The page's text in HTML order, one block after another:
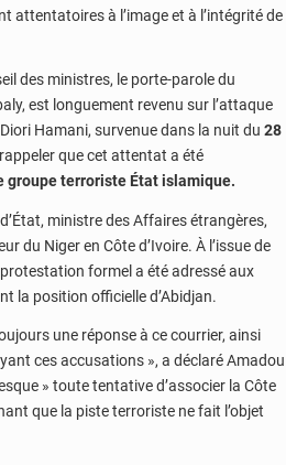
attentatoires à l’image et à l’intégrité de
des ministres, le porte-parole du
est longuement revenu sur l’attaque
Hamani, survenue dans la nuit du 28
que cet attentat a été
groupe terroriste État islamique.
ministre des Affaires étrangères,
du Niger en Côte d’Ivoire. À l’issue de
formel a été adressé aux
la position officielle d’Abidjan.
une réponse à ce courrier, ainsi
ces accusations », a déclaré Amadou
» toute tentative d’associer la Côte
que la piste terroriste ne fait l’objet